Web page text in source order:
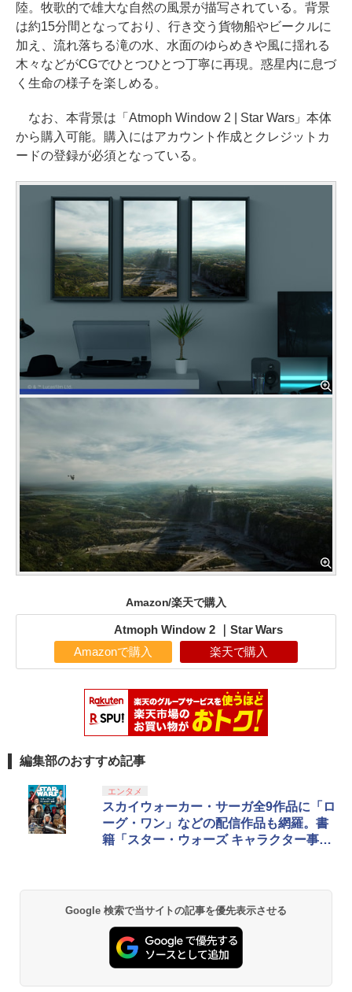
陸。牧歌的で雄大な自然の風景が描写されている。背景
は約15分間となっており、行き交う貨物船やビークルに
加え、流れ落ちる滝の水、水面のゆらめきや風に揺れる
木々などがCGでひとつひとつ丁寧に再現。惑星内に息づ
く生命の様子を楽しめる。
なお、本背景は「Atmoph Window 2 | Star Wars」本体
から購入可能。購入にはアカウント作成とクレジットカ
ードの登録が必須となっている。
Amazon/楽天で購入
Atmoph Window 2 ｜Star Wars
Amazonで購入 楽天で購入
編集部のおすすめ記事
エンタメ
スカイウォーカー・サーガ全9作品に「ロ
ーグ・ワン」などの配信作品も網羅。書
籍「スター・ウォーズ キャラクター事典
Google 検索で当サイトの記事を優先表示させる